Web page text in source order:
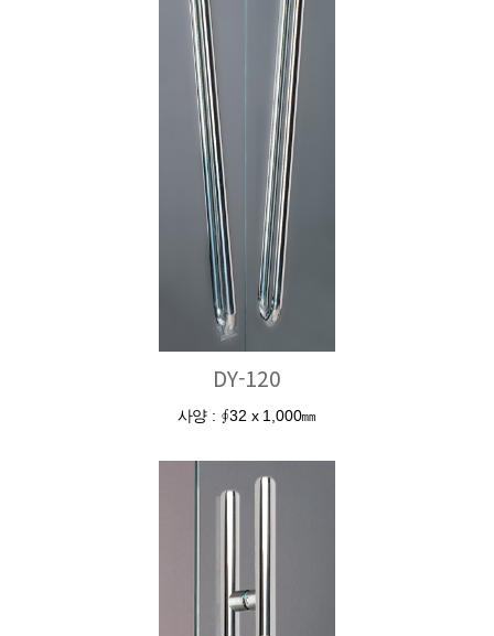
DY-120
사양 : ∮32 x 1,000㎜